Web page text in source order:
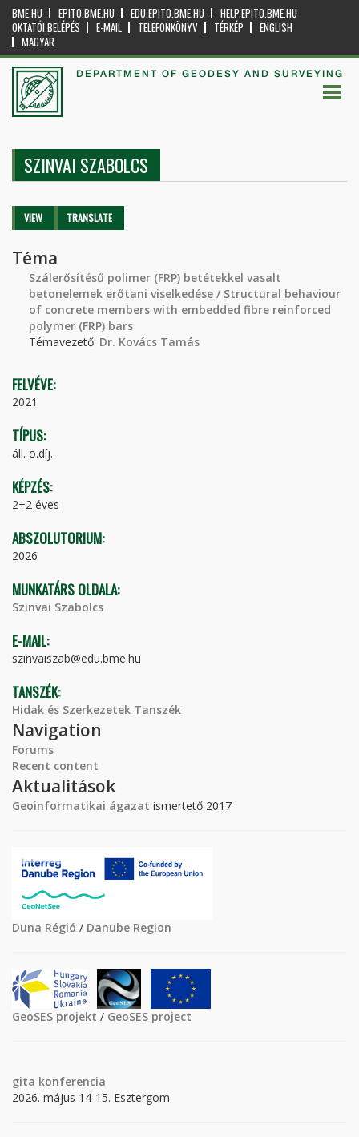
BME.HU EPITO.BME.HU EDU.EPITO.BME.HU
HELP.EPITO.BME.HU
OKTATÓI BELÉPÉS
E-MAIL TELEFONKÖNYV TÉRKÉP
ENGLISH
MAGYAR
DEPARTMENT OF GEODESY AND SURVEYING
SZINVAI SZABOLCS
Primary tabs
VIEW (ACTIVETRANSLATE
Téma
Szálerősítésű polimer (FRP) betétekkel vasalt
betonelemek erőtani viselkedése / Structural behaviour
of concrete members with embedded fibre reinforced
polymer (FRP) bars
Témavezető: Dr. Kovács Tamás
FELVÉVE:
2021
TÍPUS:
áll. ö.díj.
KÉPZÉS:
2+2 éves
ABSZOLUTORIUM:
2026
MUNKATÁRS OLDALA:
Szinvai Szabolcs
E-MAIL:
szinvaiszab@edu.bme.hu
TANSZÉK:
Hidak és Szerkezetek Tanszék
Navigation
Forums
Recent content
Aktualitások
Geoinformatikai ágazat ismertető 2017
Duna Régió / Danube Region
GeoSES projekt / GeoSES project
gita konferencia
2026. május 14-15. Esztergom